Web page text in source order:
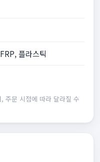
플라스틱
주문 시점에 따라 달라질 수